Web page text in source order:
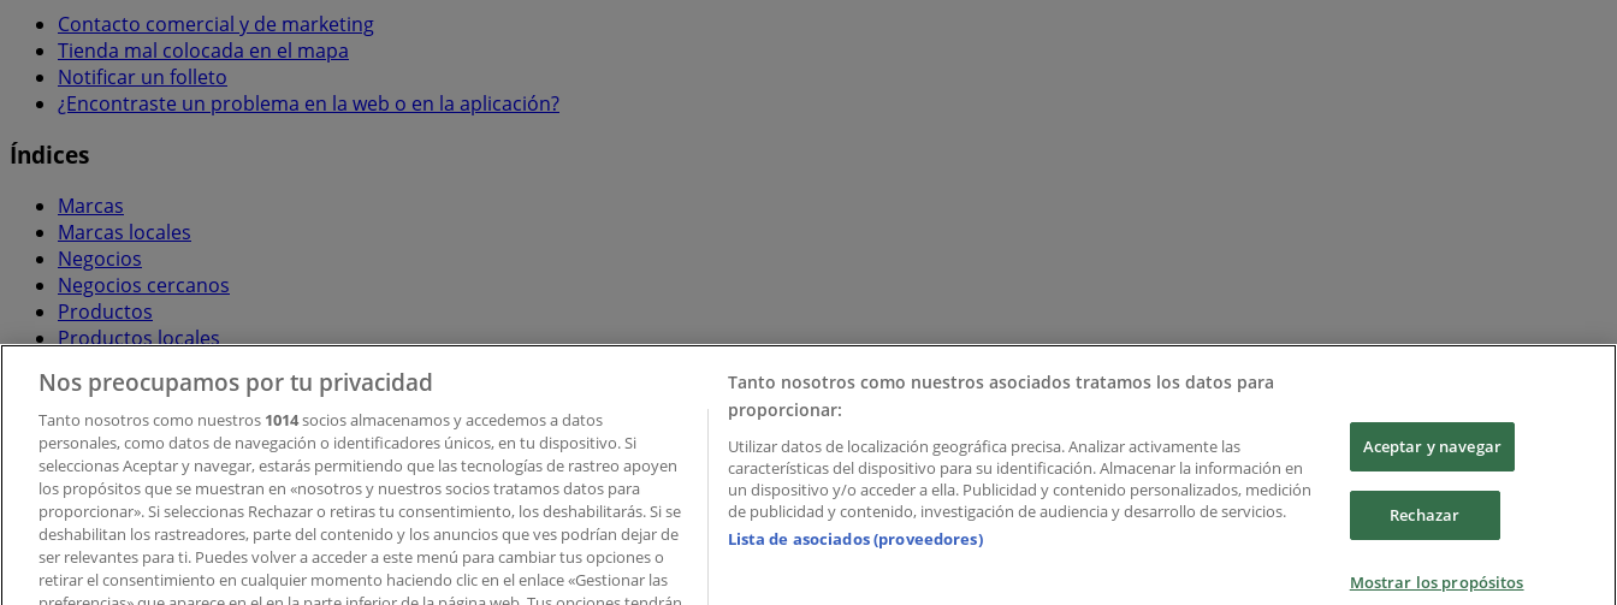
Contacto comercial y de marketing
Tienda mal colocada en el mapa
Notificar un folleto
¿Encontraste un problema en la web o en la aplicación?
Índices
Marcas
Marcas locales
Negocios
Negocios cercanos
Productos
Productos locales
Descargar la APP Tiendeo
Copyright © Tiendeo ® 2026 · Shopfully Marketing S.L.U. – Palau de Mar – 08039 Barcelona, Spain
Nos preocupamos por tu privacidad
Tanto nosotros como nuestros 1014socios almacenamos y accedemos a datos
personales, como datos de navegación o identificadores únicos, en tu dispositivo. Si
seleccionas Aceptar y navegar, estarás permitiendo que las tecnologías de rastreo apoyen
los propósitos que se muestran en «nosotros y nuestros socios tratamos datos para
proporcionar». Si seleccionas Rechazar o retiras tu consentimiento, los deshabilitarás. Si se
deshabilitan los rastreadores, parte del contenido y los anuncios que ves podrían dejar de
ser relevantes para ti. Puedes volver a acceder a este menú para cambiar tus opciones o
retirar el consentimiento en cualquier momento haciendo clic en el enlace «Gestionar las
Tanto nosotros como nuestros asociados tratamos los datos para
proporcionar:
Utilizar datos de localización geográfica precisa. Analizar activamente las
características del dispositivo para su identificación. Almacenar la información en
un dispositivo y/o acceder a ella. Publicidad y contenido personalizados, medición
de publicidad y contenido, investigación de audiencia y desarrollo de servicios.
Lista de asociados (proveedores)
Aceptar y navegar
Rechazar
Mostrar los propósitos